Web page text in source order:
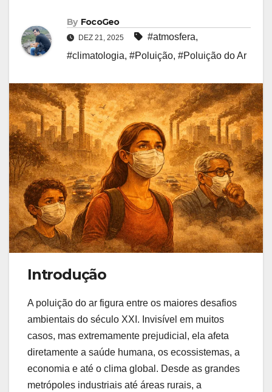
By FocoGeo
DEZ 21, 2025 #atmosfera,
#climatologia, #Poluição, #Poluição do Ar
Introdução
A poluição do ar figura entre os maiores desafios
ambientais do século XXI. Invisível em muitos
casos, mas extremamente prejudicial, ela afeta
diretamente a saúde humana, os ecossistemas, a
economia e até o clima global. Desde as grandes
metrópoles industriais até áreas rurais, a